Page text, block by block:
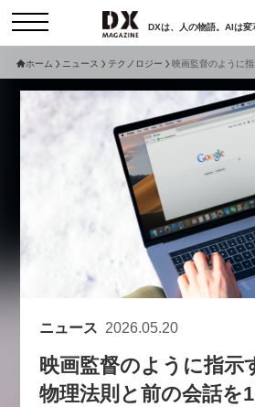
DXは、人の物語。AIは変
コラム インタ
ニュ
日本
トップページ
特集
動画
サイトマップ
お問い合わせ
個人情報保護法につい
採用情報
検索
現在開催予定のセ
【8/12開催
数値化する
学ぶ資金調
2026-06-10
ホーム ニュース テクノロジー 映画監督のように
ニュース 2026.05.20
映画監督のように指示
物理法則と前の会話を